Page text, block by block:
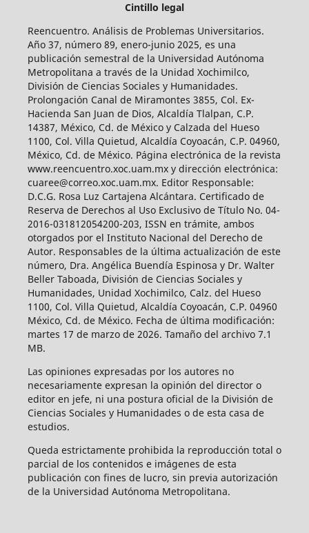
Cintillo legal
Reencuentro. Análisis de Problemas Universitarios.
Año 37, número 89, enero-junio 2025, es una
publicación semestral de la Universidad Autónoma
Metropolitana a través de la Unidad Xochimilco,
División de Ciencias Sociales y Humanidades.
Prolongación Canal de Miramontes 3855, Col. Ex-
Hacienda San Juan de Dios, Alcaldía Tlalpan, C.P.
14387, México, Cd. de México y Calzada del Hueso
1100, Col. Villa Quietud, Alcaldía Coyoacán, C.P. 04960,
México, Cd. de México. Página electrónica de la revista
www.reencuentro.xoc.uam.mx y dirección electrónica:
cuaree@correo.xoc.uam.mx. Editor Responsable:
D.C.G. Rosa Luz Cartajena Alcántara. Certificado de
Reserva de Derechos al Uso Exclusivo de Título No. 04-
2016-031812054200-203, ISSN en trámite, ambos
otorgados por el Instituto Nacional del Derecho de
Autor. Responsables de la última actualización de este
número, Dra. Angélica Buendía Espinosa y Dr. Walter
Beller Taboada, División de Ciencias Sociales y
Humanidades, Unidad Xochimilco, Calz. del Hueso
1100, Col. Villa Quietud, Alcaldía Coyoacán, C.P. 04960
México, Cd. de México. Fecha de última modificación:
martes 17 de marzo de 2026. Tamaño del archivo 7.1
MB.
Las opiniones expresadas por los autores no
necesariamente expresan la opinión del director o
editor en jefe, ni una postura oficial de la División de
Ciencias Sociales y Humanidades o de esta casa de
estudios.
Queda estrictamente prohibida la reproducción total o
parcial de los contenidos e imágenes de esta
publicación con fines de lucro, sin previa autorización
de la Universidad Autónoma Metropolitana.